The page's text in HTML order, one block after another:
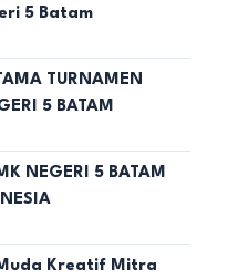
5 Batam
TURNAMEN
5 BATAM
NEGERI 5 BATAM
Kreatif Mitra